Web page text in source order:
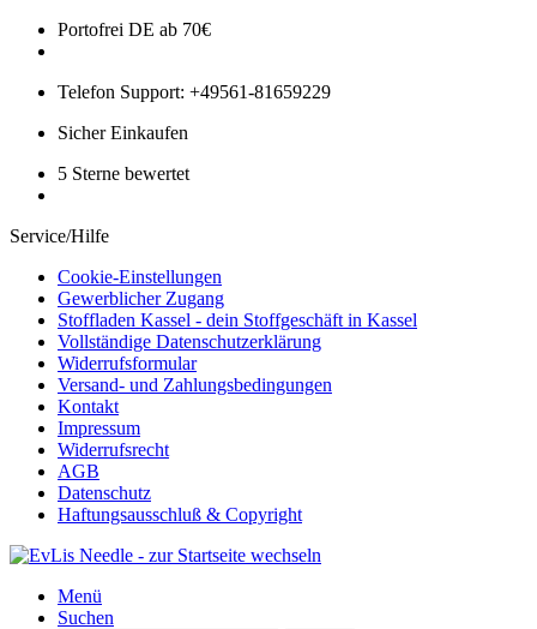
Portofrei DE ab 70€
Telefon Support: +49561-81659229
Sicher Einkaufen
5 Sterne bewertet
Service/Hilfe
Cookie-Einstellungen
Gewerblicher Zugang
Stoffladen Kassel - dein Stoffgeschäft in Kassel
Vollständige Datenschutzerklärung
Widerrufsformular
Versand- und Zahlungsbedingungen
Kontakt
Impressum
Widerrufsrecht
AGB
Datenschutz
Haftungsausschluß & Copyright
Menü
Suchen